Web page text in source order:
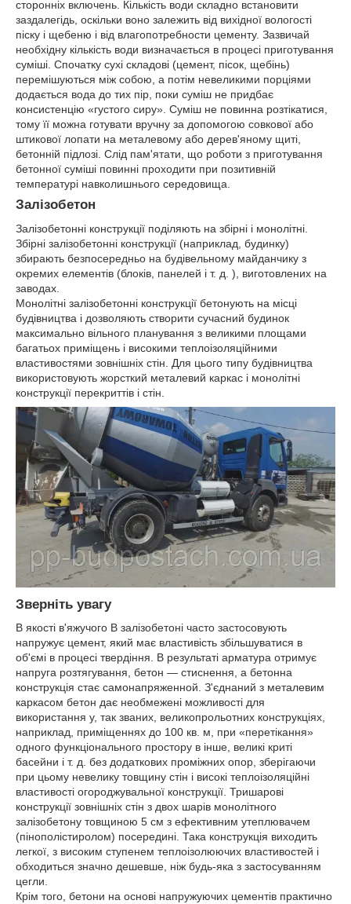
сторонніх включень. Кількість води складно встановити
заздалегідь, оскільки воно залежить від вихідної вологості
піску і щебеню і від влагопотребности цементу. Зазвичай
необхідну кількість води визначається в процесі приготування
суміші. Спочатку сухі складові (цемент, пісок, щебінь)
перемішуються між собою, а потім невеликими порціями
додається вода до тих пір, поки суміш не придбає
консистенцію «густого сиру». Суміш не повинна розтікатися,
тому її можна готувати вручну за допомогою совкової або
штикової лопати на металевому або дерев'яному щиті,
бетонній підлозі. Слід пам'ятати, що роботи з приготування
бетонної суміші повинні проходити при позитивній
температурі навколишнього середовища.
Залізобетон
Залізобетонні конструкції поділяють на збірні і монолітні.
Збірні залізобетонні конструкції (наприклад, будинку)
збирають безпосередньо на будівельному майданчику з
окремих елементів (блоків, панелей і т. д. ), виготовлених на
заводах.
Монолітні залізобетонні конструкції бетонують на місці
будівництва і дозволяють створити сучасний будинок
максимально вільного планування з великими площами
багатьох приміщень і високими теплоізоляційними
властивостями зовнішніх стін. Для цього типу будівництва
використовують жорсткий металевий каркас і монолітні
конструкції перекриттів і стін.
Зверніть увагу
В якості в'яжучого В залізобетоні часто застосовують
напружує цемент, який має властивість збільшуватися в
об'ємі в процесі твердіння. В результаті арматура отримує
напруга розтягування, бетон — стиснення, а бетонна
конструкція стає самонапряженной. З'єднаний з металевим
каркасом бетон дає необмежені можливості для
використання у, так званих, великопрольотних конструкціях,
наприклад, приміщеннях до 100 кв. м, при «перетікання»
одного функціонального простору в інше, великі криті
басейни і т. д. без додаткових проміжних опор, зберігаючи
при цьому невелику товщину стін і високі теплоізоляційні
властивості огороджувальної конструкції. Тришарові
конструкції зовнішніх стін з двох шарів монолітного
залізобетону товщиною 5 см з ефективним утеплювачем
(пінополістиролом) посередині. Така конструкція виходить
легкої, з високим ступенем теплоізолюючих властивостей і
обходиться значно дешевше, ніж будь-яка з застосуванням
цегли.
Крім того, бетони на основі напружуючих цементів практично